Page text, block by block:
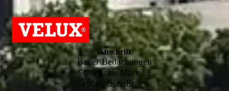
Anschrift
Bauer Bedachungen
Schinkeler Mark 13
49086 Osnabrück